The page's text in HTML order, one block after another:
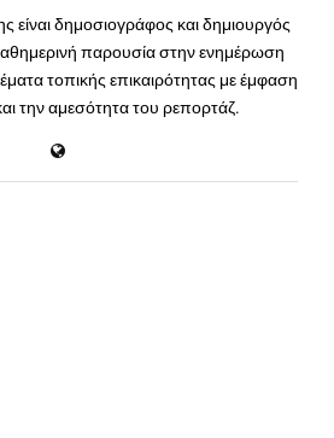
είναι δημοσιογράφος και δημιουργός
παρουσία στην ενημέρωση
τοπικής επικαιρότητας με έμφαση
την αμεσότητα του ρεπορτάζ.